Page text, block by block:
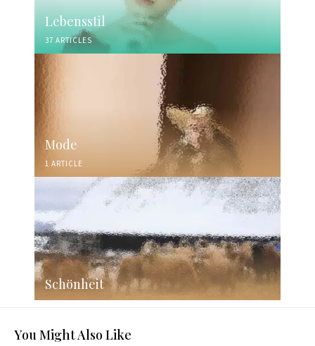
Lebensstil
37 ARTICLES
Mode
1 ARTICLE
Schönheit
You Might Also Like